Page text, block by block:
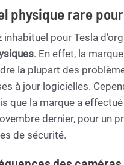
physique rare
inhabituel pour Tesla
. En effet, la
la plupart des
à jour logicielles.
que la marque a
dernier, pour un
de sécurité.